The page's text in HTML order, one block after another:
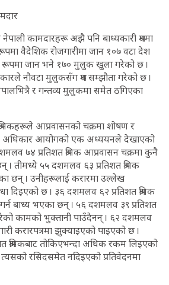
कामदारहरू अझै पनि बाध्यकारी श्रममा
वैदेशिक रोजगारीमा जान १०७ वटा देश
रूपमा जान भने १७० मुलुक खुला गरेको छ ।
नौवटा मुलुकसँग श्रम सम्झौता गरेको छ ।
र गन्तव्य मुलुकमा समेत ठगिएका
आप्रवासनको चक्रमा शोषण र
अधिकार आयोगको एक अध्ययनले देखाएको
७४ प्रतिशत श्रमिक आप्रवासन चक्रमा कुनै
तीमध्ये ५५ दशमलव ६३ प्रतिशत श्रमिक
छन् । उनीहरूलाई करारमा उल्लेख
दिइएको छ । ३६ दशमलव ६२ प्रतिशत श्रमिक
बाध्य भएका छन् । ५६ दशमलव ३९ प्रतिशत
कामको भुक्तानी पाउँदैनन् । ६२ दशमलव
करारपत्रमा झुक्याइएको पाइएको छ ।
श्रमिकबाट तोकिएभन्दा अधिक रकम लिइएको
रसिदसमेत नदिइएको प्रतिवेदनमा